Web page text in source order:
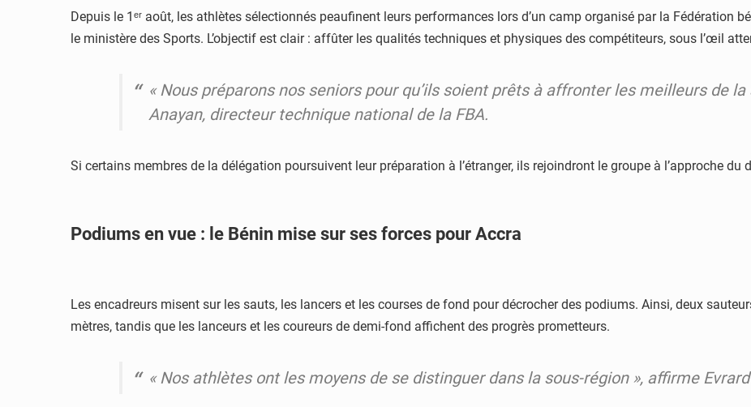
Depuis le 1ᵉʳ août, les athlètes sélectionnés peaufinent leurs performances lors d’un camp organisé par la Fédération
le ministère des Sports. L’objectif est clair : affûter les qualités techniques et physiques des compétiteurs, sous l’œil
« Nous préparons nos seniors pour qu’ils soient prêts à affronter les meilleurs de la
Anayan, directeur technique national de la FBA.
Si certains membres de la délégation poursuivent leur préparation à l’étranger, ils rejoindront le groupe à l’approche du
Podiums en vue : le Bénin mise sur ses forces pour Accra
Les encadreurs misent sur les sauts, les lancers et les courses de fond pour décrocher des podiums. Ainsi, deux
mètres, tandis que les lanceurs et les coureurs de demi-fond affichent des progrès prometteurs.
« Nos athlètes ont les moyens de se distinguer dans la sous-région », affirme